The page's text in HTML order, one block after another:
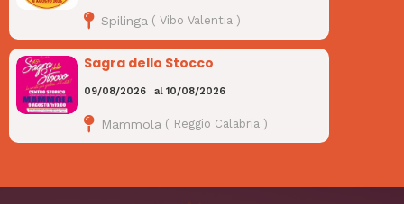
Spilinga (Vibo Valentia )
Sagra dello Stocco
09/08/2026 al10/08/2026
Mammola ( Reggio Calabria )